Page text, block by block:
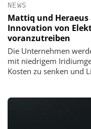
NEWS
Mattiq und
Innovation von
voranzutreiben
Die Unternehmen
mit niedrigem
Kosten zu senken und